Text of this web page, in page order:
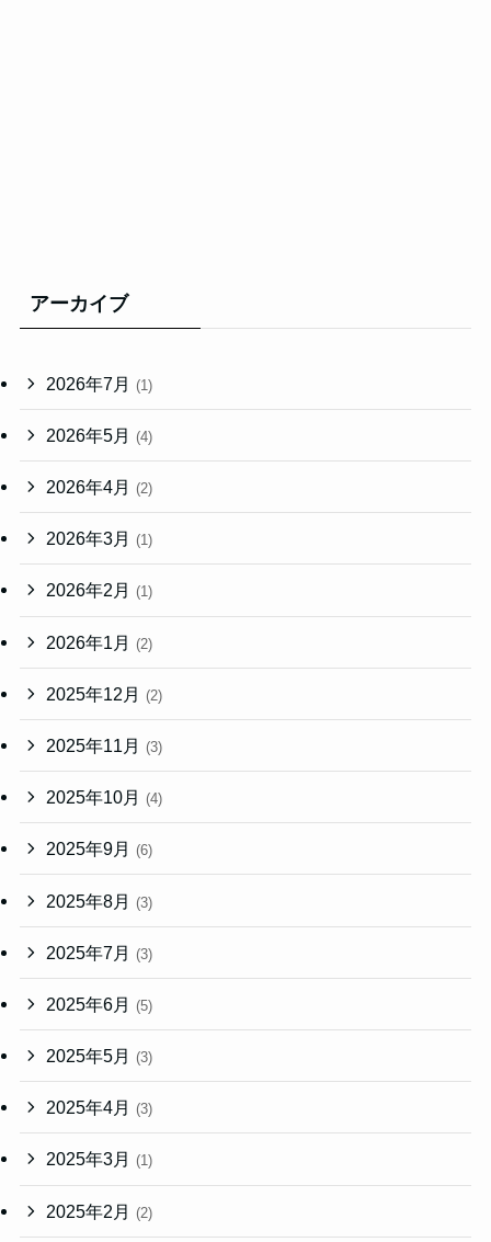
アーカイブ
2026年7月 (1)
2026年5月 (4)
2026年4月 (2)
2026年3月 (1)
2026年2月 (1)
2026年1月 (2)
2025年12月 (2)
2025年11月 (3)
2025年10月 (4)
2025年9月 (6)
2025年8月 (3)
2025年7月 (3)
2025年6月 (5)
2025年5月 (3)
2025年4月 (3)
2025年3月 (1)
2025年2月 (2)